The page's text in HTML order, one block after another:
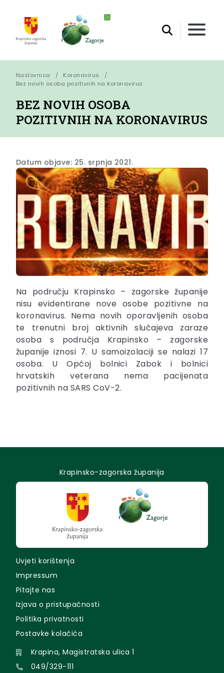
Naslovnica
Koronavirus
Bez novih osoba pozitivnih na koronavirus
BEZ NOVIH OSOBA
POZITIVNIH NA KORONAVIRUS
Datum objave: 25. srpnja 2021.
Na području Krapinsko – zagorske županije
nisu evidentirane nove osobe pozitivne na
koronavirus. Nema novih oporavljenih osoba
te trenutni broj aktivnih slučajeva zaraze
osoba s područja Krapinsko – zagorske
županije iznosi 7. U samoizolaciji se nalazi 17
osoba. U Općoj bolnici Zabok i bolnici
hrvatskih veterana nema pacijenata
pozitivnih na SARS CoV-2.
Krapinsko-zagorska županija
Uvjeti korištenja
Impressum
Pitajte nas
Izjava o pristupačnosti
Politika privatnosti
Postavke kolačića
Krapina, Magistratska ulica 1
049/329-111